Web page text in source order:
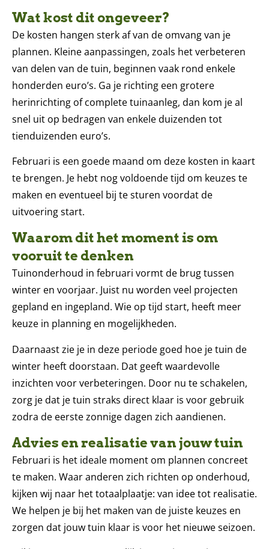
Wat kost dit ongeveer?
De kosten hangen sterk af van de omvang van je
plannen. Kleine aanpassingen, zoals het verbeteren
van delen van de tuin, beginnen vaak rond enkele
honderden euro’s. Ga je richting een grotere
herinrichting of complete tuinaanleg, dan kom je al
snel uit op bedragen van enkele duizenden tot
tienduizenden euro’s.
Februari is een goede maand om deze kosten in kaart
te brengen. Je hebt nog voldoende tijd om keuzes te
maken en eventueel bij te sturen voordat de
uitvoering start.
Waarom dit het moment is om
vooruit te denken
Tuinonderhoud in februari vormt de brug tussen
winter en voorjaar. Juist nu worden veel projecten
gepland en ingepland. Wie op tijd start, heeft meer
keuze in planning en mogelijkheden.
Daarnaast zie je in deze periode goed hoe je tuin de
winter heeft doorstaan. Dat geeft waardevolle
inzichten voor verbeteringen. Door nu te schakelen,
zorg je dat je tuin straks direct klaar is voor gebruik
zodra de eerste zonnige dagen zich aandienen.
Advies en realisatie van jouw tuin
Februari is het ideale moment om plannen concreet
te maken. Waar anderen zich richten op onderhoud,
kijken wij naar het totaalplaatje: van idee tot realisatie.
We helpen je bij het maken van de juiste keuzes en
zorgen dat jouw tuin klaar is voor het nieuwe seizoen.